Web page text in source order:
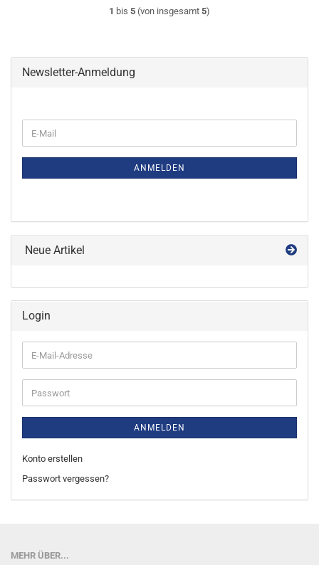
1 bis 5 (von insgesamt 5)
Newsletter-Anmeldung
ZUR
E-
Mail
ANMELDEN
Neue Artikel
Login
E-
Mail-
Adresse
Passwort
ANMELDEN
Konto erstellen
Passwort vergessen?
MEHR ÜBER...